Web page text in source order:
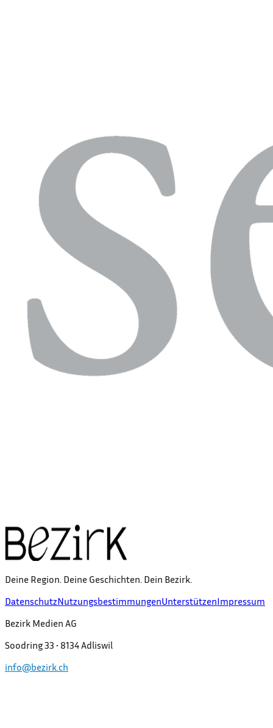
Deine Region. Deine Geschichten. Dein Bezirk.
DatenschutzNutzungsbestimmungenUnterstützenImpressum
Bezirk Medien AG
Soodring 33 • 8134 Adliswil
info@bezirk.ch